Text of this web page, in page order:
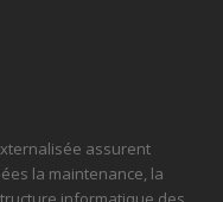
assurent
la maintenance, la